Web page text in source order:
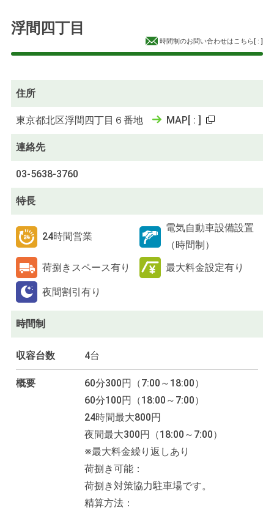
浮間四丁目
時間制のお問い合わせはこちら [ :]
住所
東京都北区浮間四丁目６番地 MAP :
連絡先
03-5638-3760
特長
24時間営業
電気自動車設備設置
（時間制）
荷捌きスペース有り
最大料金設定有り
夜間割引有り
時間制
収容台数 4台
概要
60分300円（7:00～18:00）
60分100円（18:00～7:00）
24時間最大800円
夜間最大300円（18:00～7:00）
※最大料金繰り返しあり
荷捌き可能：
荷捌き対策協力駐車場です。
精算方法：